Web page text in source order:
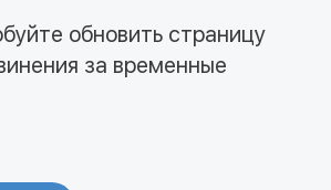
обновить страницу
за временные